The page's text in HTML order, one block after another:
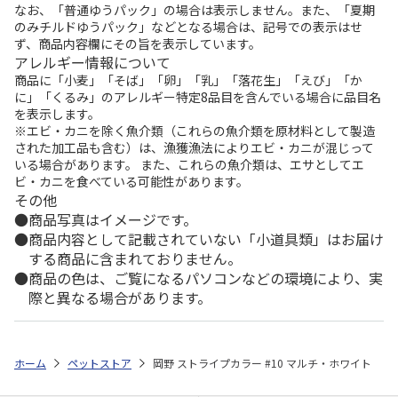
なお、「普通ゆうパック」の場合は表示しません。また、「夏期
のみチルドゆうパック」などとなる場合は、記号での表示はせ
ず、商品内容欄にその旨を表示しています。
アレルギー情報について
商品に「小麦」「そば」「卵」「乳」「落花生」「えび」「か
に」「くるみ」のアレルギー特定8品目を含んでいる場合に品目名
を表示します。
※エビ・カニを除く魚介類（これらの魚介類を原材料として製造
された加工品も含む）は、漁獲漁法によりエビ・カニが混じって
いる場合があります。 また、これらの魚介類は、エサとしてエ
ビ・カニを食べている可能性があります。
その他
商品写真はイメージです。
商品内容として記載されていない「小道具類」はお届け
する商品に含まれておりません。
商品の色は、ご覧になるパソコンなどの環境により、実
際と異なる場合があります。
ホーム ペットストア 岡野 ストライプカラー #10 マルチ・ホワイト